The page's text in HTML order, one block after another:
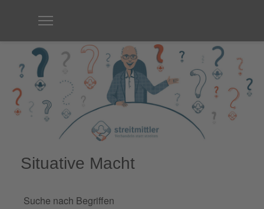
Situative Macht
Suche nach Begriffen